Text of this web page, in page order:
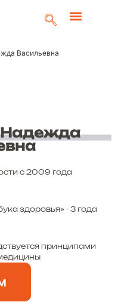
Васильевна
Надежда
с 2009 года
здоровья» - 3 года
принципами